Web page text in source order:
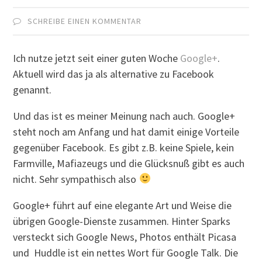
SCHREIBE EINEN KOMMENTAR
Ich nutze jetzt seit einer guten Woche Google+.
Aktuell wird das ja als alternative zu Facebook
genannt.
Und das ist es meiner Meinung nach auch. Google+
steht noch am Anfang und hat damit einige Vorteile
gegenüber Facebook. Es gibt z.B. keine Spiele, kein
Farmville, Mafiazeugs und die Glücksnuß gibt es auch
nicht. Sehr sympathisch also
Google+ führt auf eine elegante Art und Weise die
übrigen Google-Dienste zusammen. Hinter Sparks
versteckt sich Google News, Photos enthält Picasa
und Huddle ist ein nettes Wort für Google Talk. Die